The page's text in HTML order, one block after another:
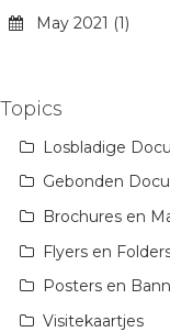
May 2021 (1)
Topics
Losbladige
Gebonden
Brochures en
Flyers en
Posters en
Visitekaartjes